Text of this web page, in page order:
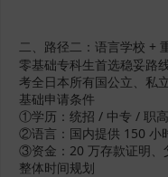
二、路径二：语言学校 +
零基础专科生首选稳妥路
考全日本所有国公立、私
基础申请条件
①学历：统招 / 中专 / 职高
②语言：国内提供 150 小
③资金：20 万存款证明、
整体时间规划